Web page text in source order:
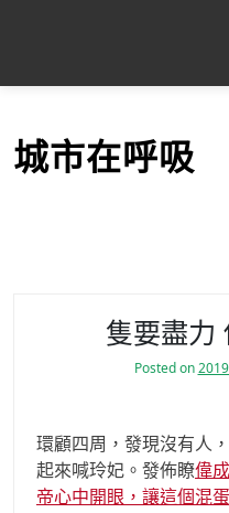
p
城市在呼吸
隻要盡力
Posted on
環顧四周，發現沒有人
起來喊玲妃。發佈瞭偉
帝心中開眼，讓這個混